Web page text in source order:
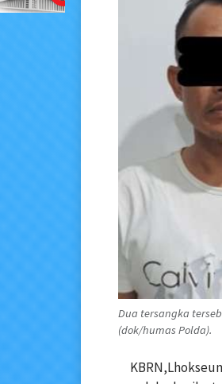
Dua tersangka
(dok/humas Polda).